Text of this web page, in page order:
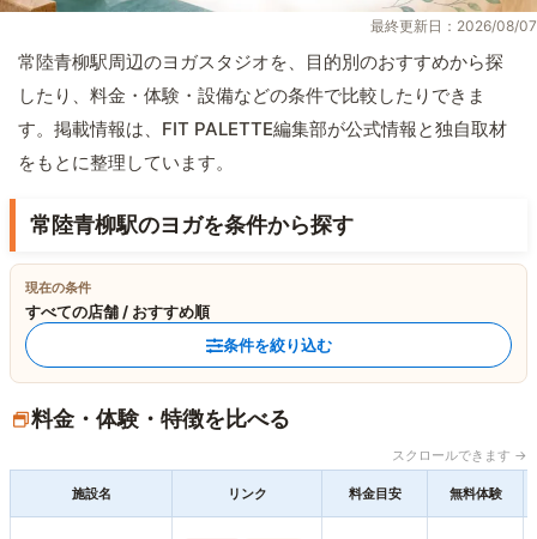
最終更新日：2026/08/07
常陸青柳駅周辺のヨガスタジオを、目的別のおすすめから探
したり、料金・体験・設備などの条件で比較したりできま
す。掲載情報は、FIT PALETTE編集部が公式情報と独自取材
をもとに整理しています。
常陸青柳駅のヨガを条件から探す
現在の条件
すべての店舗 / おすすめ順
条件を絞り込む
料金・体験・特徴を比べる
スクロールできます →
施設名 リンク 料金目安 無料体験